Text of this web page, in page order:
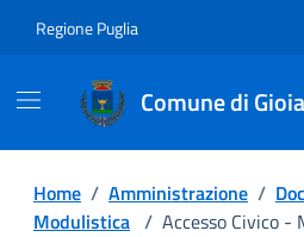
Regione Puglia
Comune di
Home / Amministrazione /
Modulistica / Accesso Civico -